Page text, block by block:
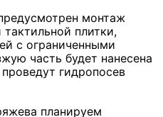
монтаж
плитки,
с ограниченными
часть будет нанесена
гидропосев
планируем